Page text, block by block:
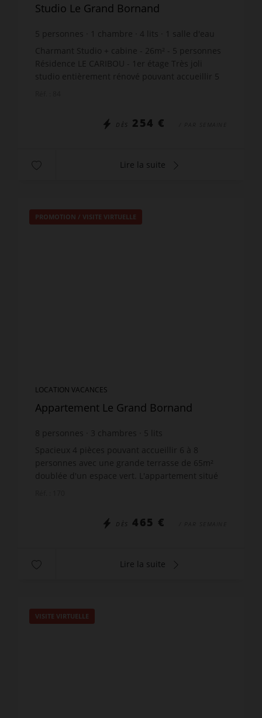
Studio Le Grand Bornand
5 personnes chambre 4 lits
salle d'eau
Charmant Studio + cabine - 26m² - 5 personnes
Résidence LE CARIBOU - 1er étage Très joli
studio entièrement rénové pouvant accueillir 5
DÈS 254 € / PAR SEMAINE
Lire la suite
PROMOTION / VISITE VIRTUELLE
LOCATION VACANCES
Appartement Le Grand Bornand
8 personnes 3 chambres 5
lits
salles de bain
Spacieux 4 pièces pouvant accueillir 6 à 8
personnes avec une grande terrasse de 65m²
doublée d'un espace vert. L'appartement situé
DÈS 465 € / PAR SEMAINE
Lire la suite
VISITE VIRTUELLE